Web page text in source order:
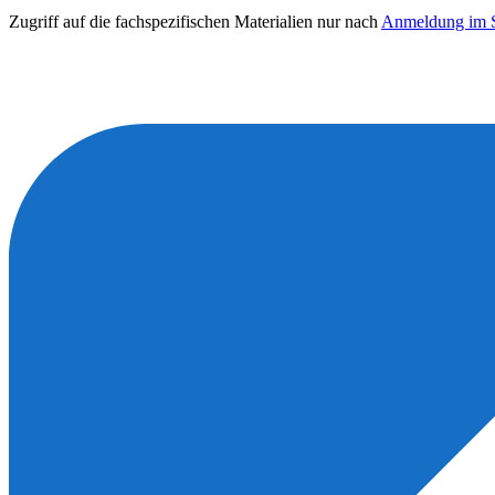
Zugriff auf die fachspezifischen Materialien nur nach Anmeldung im